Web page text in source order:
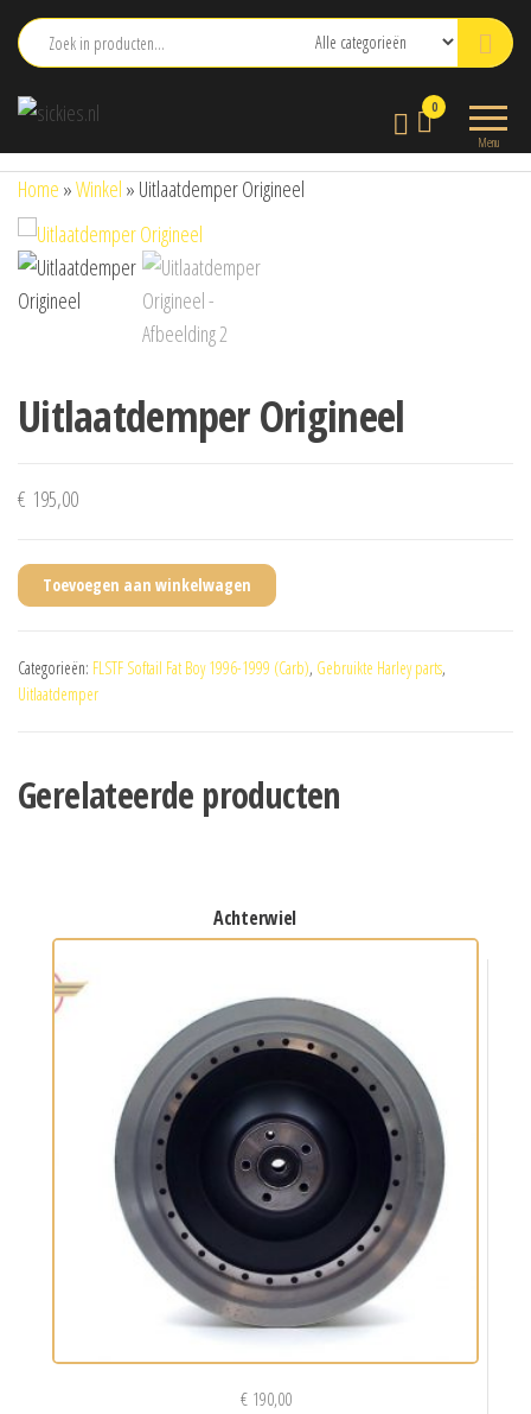
naar
inhoud
Menu
0
Home »Winkel » Uitlaatdemper Origineel
Uitlaatdemper Origineel
€ 195,00
Toevoegen aan winkelwagen
Categorieën: FLSTF Softail Fat Boy 1996-1999 (Carb), Gebruikte Harley parts,
Uitlaatdemper
Gerelateerde producten
achterwiel
€190,00